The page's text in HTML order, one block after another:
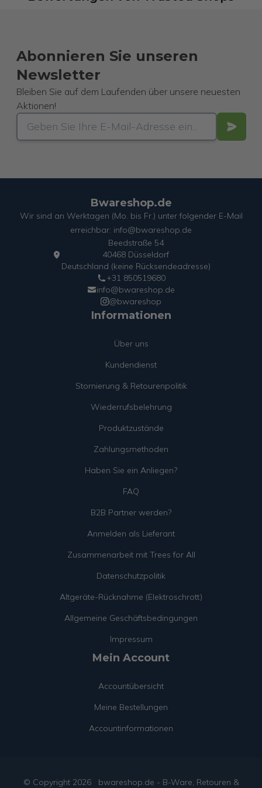
Abonnieren Sie unseren
Newsletter
Bleiben Sie auf dem Laufenden über unsere neuesten
Aktionen!
Bwareshop.de
Wir sind an Werktagen (Mo. bis Fr.) unter folgender E-Mail
erreichbar: info@bwareshop.de
Beedstraße 54
40468 Düsseldorf
Deutschland (keine Rücksendeadresse)
+31 850519680
info@bwareshop.de
@bwareshop
Informationen
Über uns
Kundendienst
Stornierung & Retourenpolitik
Wiederrufsbelehrung
Produktzustände
Zahlungsmethoden
Haben Sie ein Anliegen?
FAQ
B2B Partner werden?
Anmelden als Lieferant
Zusammenarbeit mit Trees for All
Datenschutzpolitik
Altgeräte-Rücknahme (Elektroschrott)
Allgemeine Geschäftsbedingungen
Impressum
Mein Account
Accountübersicht
Meine Bestellungen
Accountinformationen
© Copyright 2026 bwareshop.de - B-Ware, Retouren &